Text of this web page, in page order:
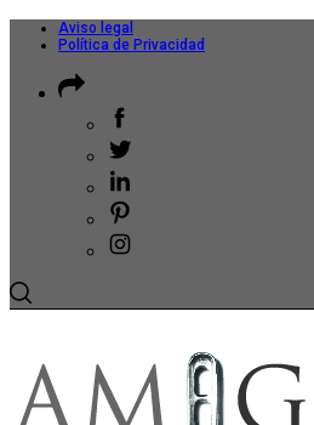
Aviso legal
Política de Privacidad